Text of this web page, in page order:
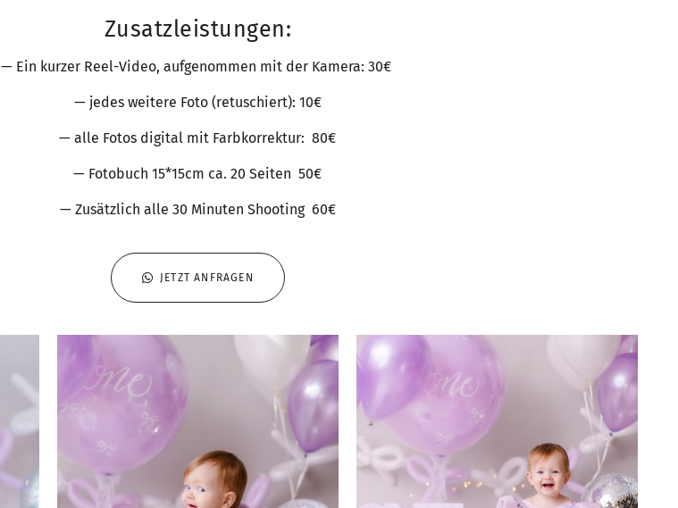
Zusatzleistungen:
— Ein kurzer Reel-Video, aufgenommen mit der Kamera: 30€
— jedes weitere Foto (retuschiert): 10€
— alle Fotos digital mit Farbkorrektur: 80€
— Fotobuch 15*15cm ca. 20 Seiten 50€
— Zusätzlich alle 30 Minuten Shooting 60€
JETZT ANFRAGEN